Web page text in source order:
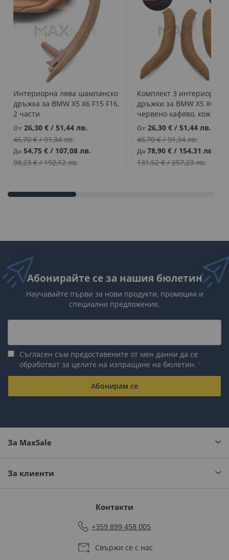
Интериорна лява шампанско
дръжка за BMW X5 X6 F15 F16,
2 части
От 26,30 € / 51,44 лв.
46,70 €/91,34 лв.
До 54,75 € / 107,08 лв.
98,23 €/192,12 лв.
Комплект 3 интериорни
дръжки за BMW X5 X6 F15
червено кафяво, кожени
капачета
От 26,30 €/ 51,44 лв.
46,70 €/91,34 лв.
До 78,90 €/ 154,31 лв.
131,52 €/257,23 лв.
Абонирайте се за нашия бюлетин
Научавайте първи за нови продукти, промоции и
специални предложения.
Съгласен съм предоставените от мен данни да се
обработват за целите на изпращане на бюлетин.
Абонирам се
За MaxSale
За клиенти
Контакти
+359 899 458 005
Свържи се с нас